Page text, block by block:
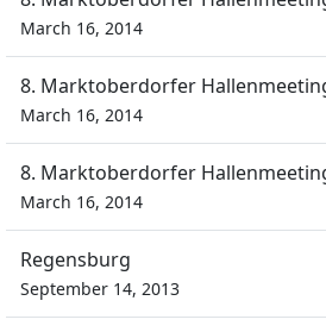
March 16, 2014
8. Marktoberdorfer
March 16, 2014
8. Marktoberdorfer
March 16, 2014
Regensburg
September 14, 2013